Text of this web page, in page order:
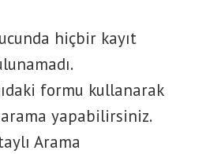
hiçbir kayıt
formu kullanarak
yapabilirsiniz.
Arama